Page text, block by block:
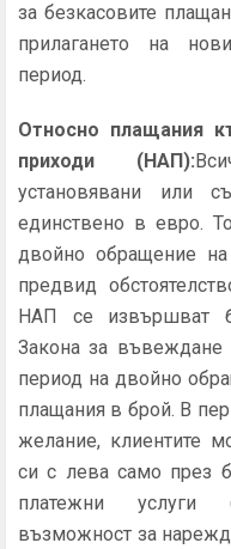
за безкасовите
прилагането на
период.
Относно плащания
приходи (НАП):
установявани или
единствено в евро.
двойно обращение
предвид
НАП се извършват
Закона за
период на двойно
плащания в брой. В
желание, клиентите
си с лева само през
платежни услуги
възможност за